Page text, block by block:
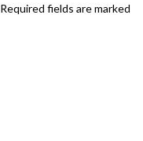
Required fields are marked